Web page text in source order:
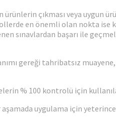
çıkması veya uygun
en önemli olan nokta ise
başarı ile
gereği tahribatsız
% 100 kontrolü için
uygulama için